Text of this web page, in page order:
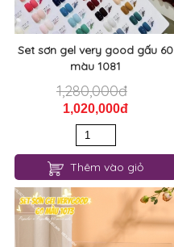
Set sơn gel very good gấu 60
màu 1081
1,280,000đ
1,020,000đ
Thêm vào giỏ